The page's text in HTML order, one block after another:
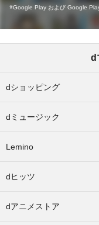
Google Play および Google
d
dショッピング
dミュージック
Lemino
dヒッツ
dアニメストア